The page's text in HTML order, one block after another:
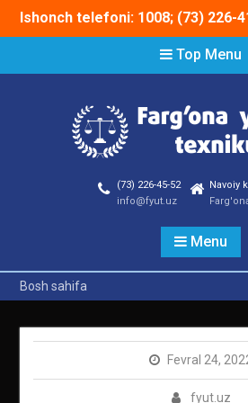
Ishonch telefoni: 1008; (73) 226-
Top Menu
(73) 226-45-52
info@fyut.uz
Navoiy
Menu
Bosh sahifa
Fevral 24,
fyut.uz